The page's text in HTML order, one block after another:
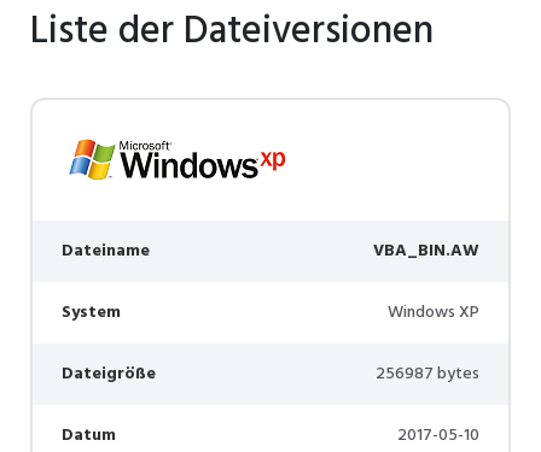
Liste der Dateiversionen
Dateiname VBA_BIN.AW
System Windows XP
Dateigröße 256987 bytes
Datum 2017-05-10